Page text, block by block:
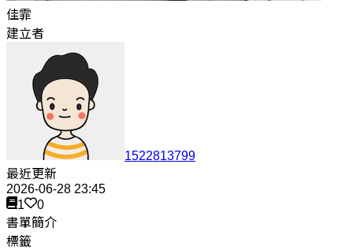
佳霏
建立者
1522813799
最近更新
2026-06-28 23:45
1
0
書單簡介
標籤